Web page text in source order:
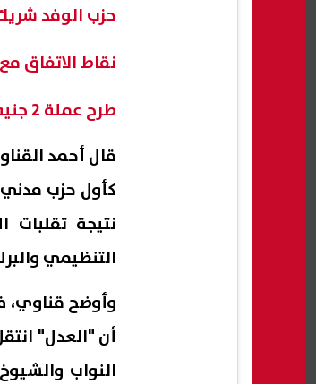
حزب الوفد شريك
نقاط الاتفاق
طرح عملة 2 جنيه يقلل تكلفة طباعة النقد ويوفر للدولة 60 مليون جنيه سنويا
نتيجة
التنظيمي
طرابزون سبور.. والجماهير